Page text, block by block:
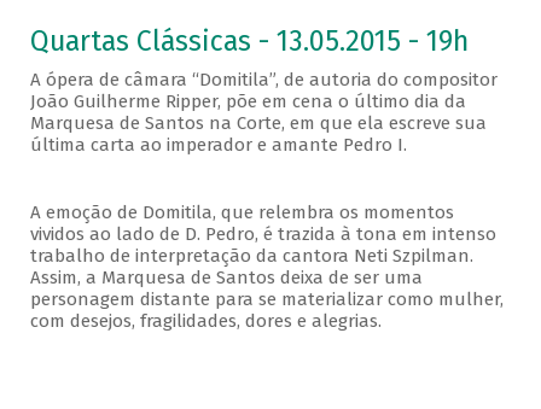
Quartas Clássicas - 13.05.2015 - 19h
A ópera de câmara “Domitila”, de autoria do compositor
João Guilherme Ripper, põe em cena o último dia da
Marquesa de Santos na Corte, em que ela escreve sua
última carta ao imperador e amante Pedro I.
A emoção de Domitila, que relembra os momentos
vividos ao lado de D. Pedro, é trazida à tona em intenso
trabalho de interpretação da cantora Neti Szpilman.
Assim, a Marquesa de Santos deixa de ser uma
personagem distante para se materializar como mulher,
com desejos, fragilidades, dores e alegrias.